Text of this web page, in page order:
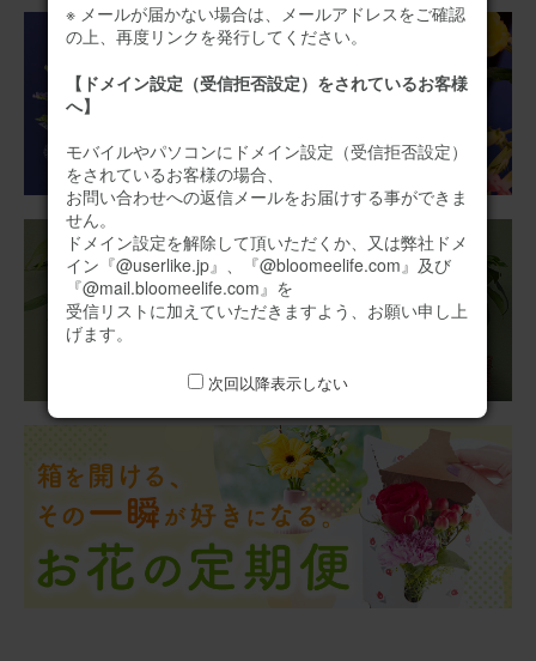
いち
30代
用途：
可愛らしいサイズです
愛犬のお供えに購入しましたが、可愛らしくサイズも仏壇
横にちょうどよかったです。
アレンジメント(黄)XSサイズ
50代
用途：
誕生日プレゼント
息子のお嫁さんにプレゼントしました。喜んでくれました
よ。赤も好きだし可愛いって言ってくれました。
アレンジメント(赤)XSサイズ Happy Birthday カード付き
※ メールが届かない場合は、メールアドレスをご確認
の上、再度リンクを発行してください。
【ドメイン設定（受信拒否設定）をされているお客様
へ】
モバイルやパソコンにドメイン設定（受信拒否設定）
をされているお客様の場合、
お問い合わせへの返信メールをお届けする事ができま
せん。
ドメイン設定を解除して頂いただくか、又は弊社ドメ
イン『@userlike.jp』、『@bloomeelife.com』及び
『@mail.bloomeelife.com』を
受信リストに加えていただきますよう、お願い申し上
げます。
次回以降表示しない